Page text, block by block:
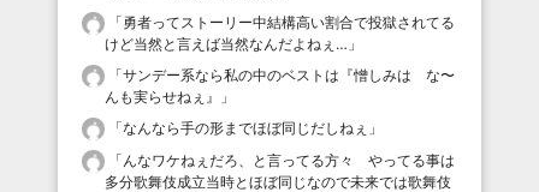
「勇者ってストーリー中結構高い割合で投獄されてる
けど当然と言えば当然なんだよねぇ… 」
「サンデー系なら私の中のベストは『憎しみは な〜
んも実らせねぇ』
」
「なんなら手の形までほぼ同じだしねぇ 」
「 んなワケねぇだろ、と言ってる方々 やってる事は
多分歌舞伎成立当時とほぼ同じなので未来では歌舞伎